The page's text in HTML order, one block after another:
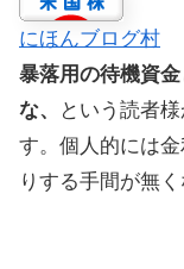
にほんブログ村
暴落用の待機資
な、
という読者
す。個人的には
りする手間が無